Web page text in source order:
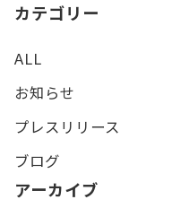
カテゴリー
ALL
お知らせ
プレスリリース
ブログ
アーカイブ